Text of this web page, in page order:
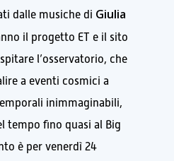
dalle musiche di Giulia
il progetto ET e il sito
l’osservatorio, che
a eventi cosmici a
inimmaginabili,
tempo fino quasi al Big
è per venerdì 24